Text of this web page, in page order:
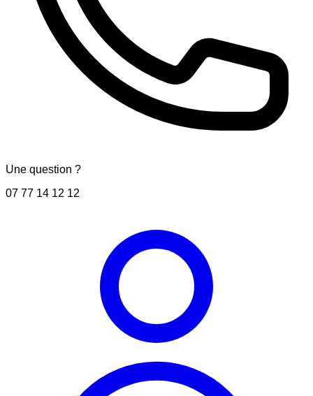
Une question ?
07 77 14 12 12